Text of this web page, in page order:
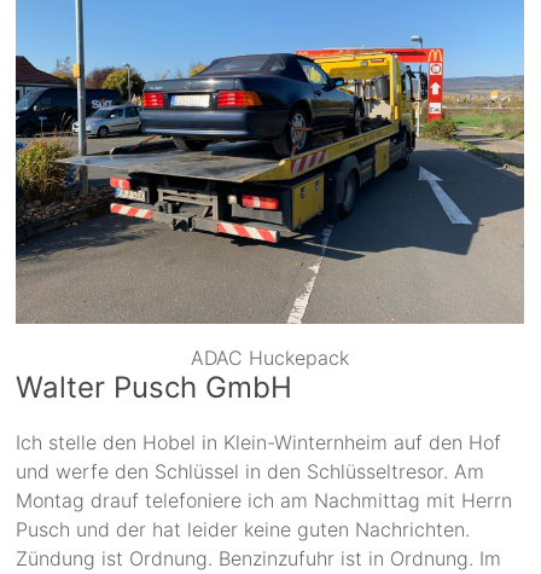
ADAC Huckepack
Walter Pusch GmbH
Ich stelle den Hobel in Klein-Winternheim auf den Hof
und werfe den Schlüssel in den Schlüsseltresor. Am
Montag drauf telefoniere ich am Nachmittag mit Herrn
Pusch und der hat leider keine guten Nachrichten.
Zündung ist Ordnung. Benzinzufuhr ist in Ordnung. Im